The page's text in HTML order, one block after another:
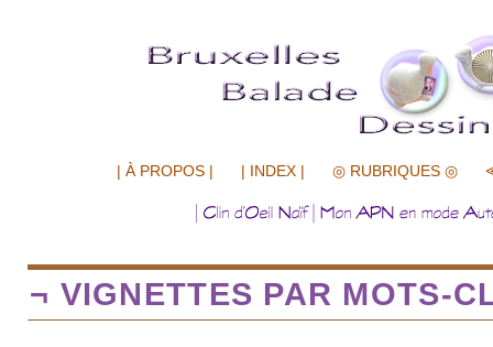
| À PROPOS | | INDEX | ◎ RUBRIQUES ◎
¬ VIGNETTES PAR MOTS-